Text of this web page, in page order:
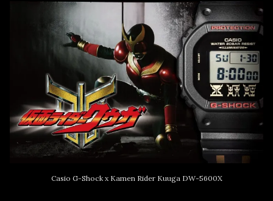
Casio G-Shock x Kamen Rider Kuuga DW-5600X